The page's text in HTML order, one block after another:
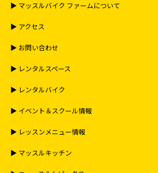
▶︎ マッスルバイク ファームについて
▶︎ アクセス
▶︎ お問い合わせ
▶︎ レンタルスペース
▶︎ レンタルバイク
▶︎ イベント＆スクール情報
▶︎ レッスンメニュー情報
▶︎ マッスルキッチン